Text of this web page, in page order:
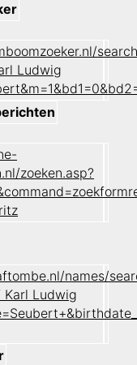
Ludwig
zoeken.asp?
names/
Karl Ludwig